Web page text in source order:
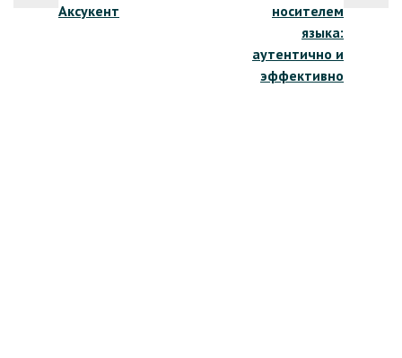
Аксукент
носителем
языка:
аутентично и
эффективно